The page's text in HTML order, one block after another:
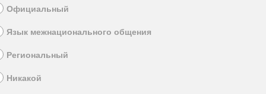
Официальный
Язык межнационального общения
Региональный
Никакой